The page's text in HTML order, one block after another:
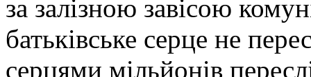
за залізною завісою
батьківське серце не
серцями мільйонів